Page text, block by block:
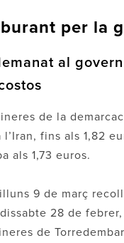
per la
al
de la
fins als 1,82
als 1,73 euros.
9 de març
28 de
de